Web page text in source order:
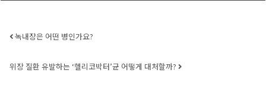
Post navigation
녹내장은 어떤 병인가요?
위장 질환 유발하는 ‘헬리코박터’균 어떻게 대처할까?